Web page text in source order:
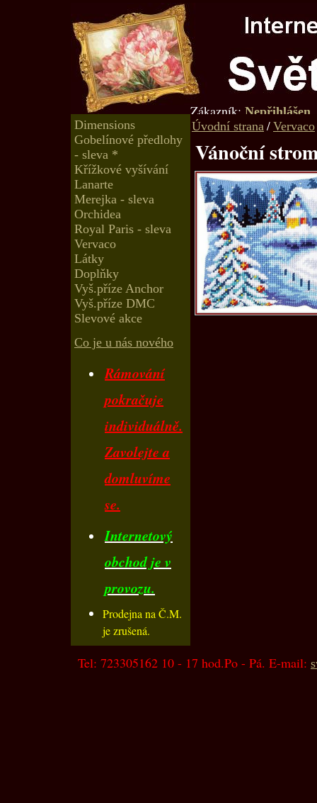
Zákazník: Nepřihlášen
Dimensions
Gobelínové předlohy
- sleva *
Křížkové vyšívání
Lanarte
Merejka - sleva
Orchidea
Royal Paris - sleva
Vervaco
Látky
Doplňky
Vyš.příze Anchor
Vyš.příze DMC
Slevové akce
Co je u nás nového
Rámování
pokračuje
individuálně.
Zavolejte a
domluvíme
se.
Internetový
obchod je v
provozu.
Prodejna na Č.M.
je zrušená.
Úvodní strana / Vervaco
Vánoční
Tel: 723305162 10 - 17 hod.Po - Pá. E-mail: